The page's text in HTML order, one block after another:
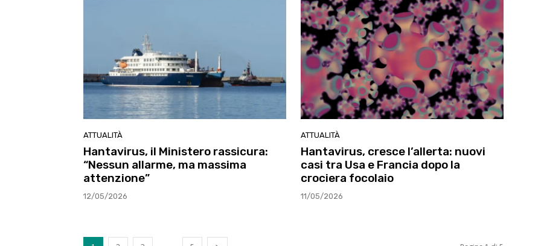
ATTUALITÀ
Hantavirus, il Ministero rassicura:
“Nessun allarme, ma massima
attenzione”
12/05/2026
ATTUALITÀ
Hantavirus, cresce l’allerta: nuovi
casi tra Usa e Francia dopo la
crociera focolaio
11/05/2026